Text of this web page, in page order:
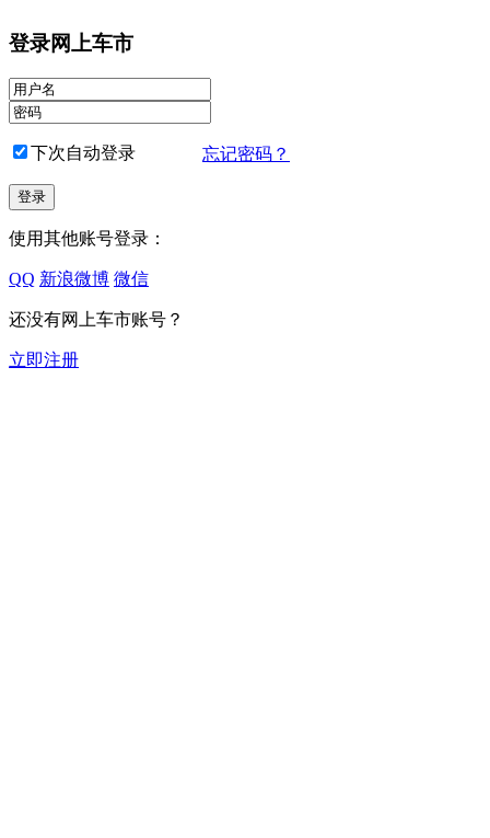
登录网上车市
下次自动登录 忘记密码？
使用其他账号登录：
QQ 新浪微博 微信
还没有网上车市账号？
立即注册